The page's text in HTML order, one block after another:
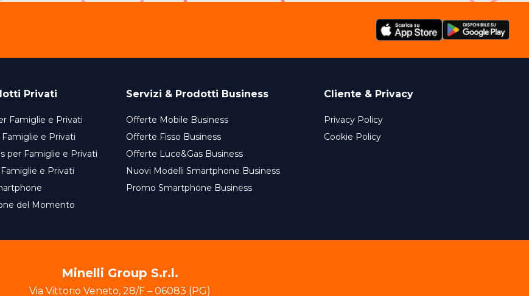
Privati
Famiglie e Privati
e Privati
per Famiglie e Privati
e Privati
del Momento
Servizi & Prodotti Business
Offerte Mobile Business
Offerte Fisso Business
Offerte Luce&Gas Business
Nuovi Modelli Smartphone Business
Promo Smartphone Business
Cliente & Privacy
Privacy Policy
Cookie Policy
Minelli Group S.r.l.
Via Vittorio Veneto, 28/F – 06083 (PG)